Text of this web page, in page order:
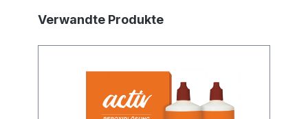
Produktgalerie überspringen
Verwandte Produkte